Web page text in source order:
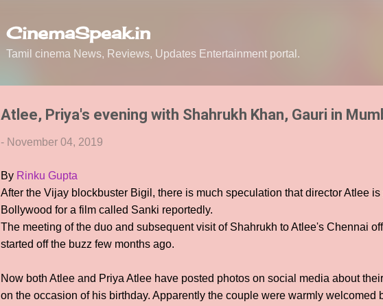
CinemaSpeak.in
Tamil cinema News, Reviews, Updates Entertainment portal.
Atlee, Priya's evening with Shahrukh Khan, Gauri in
- November 04, 2019
By Rinku Gupta
After the Vijay blockbuster Bigil, there is much speculation that director Atlee
Bollywood for a film called Sanki reportedly.
The meeting of the duo and subsequent visit of Shahrukh to Atlee's Chennai
started off the buzz few months ago.
Now both Atlee and Priya Atlee have posted photos on social media about
on the occasion of his birthday. Apparently the couple were warmly welcomed